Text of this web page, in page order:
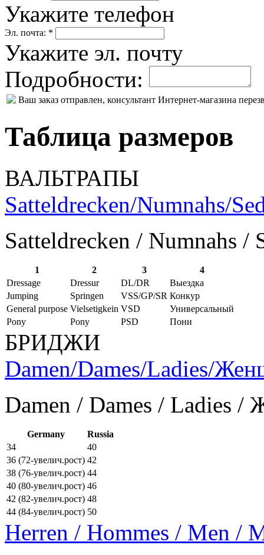
Укажите телефон
Эл. почта: *
Укажите эл. почту
Подробности:
Ваш заказ отправлен, консультант Интернет-магазина
Таблица размеров
ВАЛЬТРАПЫ
Satteldrecken/Numnahs/
Satteldrecken / Numnahs /
1 2 3
4
Dressage
Dressur DL/DR
Выездка
Jumping
Springen VSS/GP/SR Конкур
General purpose Vielsetigkein VSD
Универсальный
Pony
Pony PSD Пони
БРИДЖИ
Damen/Dames/Ladies/
Damen / Dames / Ladies
Germany
Russia
34
40
36 (72-увелич.рост) 42
38 (76-увелич.рост) 44
40 (80-увелич.рост) 46
42 (82-увелич.рост) 48
44 (84-увелич.рост) 50
Herren / Hommes / Men /